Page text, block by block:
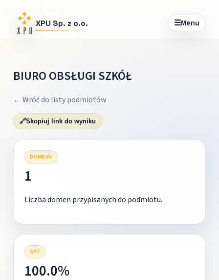
XPU Sp. z o.o. ☰Menu
BIURO OBSŁUGI SZKÓŁ
← Wróć do listy podmiotów
🔗Skopiuj link do wyniku
DOMENY
1
Liczba domen przypisanych do podmiotu.
SPF
100.0%